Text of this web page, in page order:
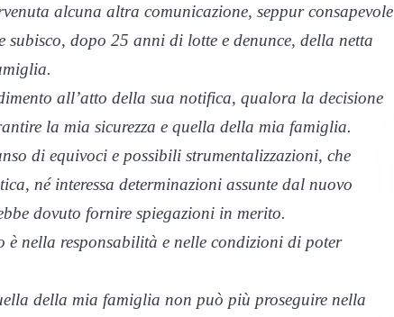
alcuna altra comunicazione, seppur consapevole
dopo 25 anni di lotte e denunce, della netta
all’atto della sua notifica, qualora la decisione
la mia sicurezza e quella della mia famiglia.
di equivoci e possibili strumentalizzazioni, che
né interessa determinazioni assunte dal nuovo
dovuto fornire spiegazioni in merito.
è nella responsabilità e nelle condizioni di poter
della mia famiglia non può più proseguire nella